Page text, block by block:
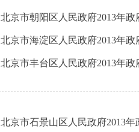
北京市朝阳区人民政府2013年
北京市海淀区人民政府2013年
北京市丰台区人民政府2013年
北京市石景山区人民政府2013